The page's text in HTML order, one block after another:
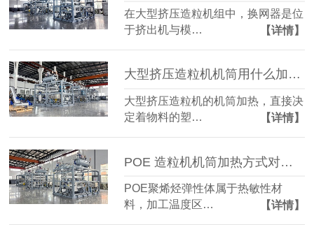
在大型挤压造粒机组中，换网器是位
于挤出机与模…
【详情】
大型挤压造粒机机筒用什么加热？导热油电加热为何成主流
大型挤压造粒机的机筒加热，直接决
定着物料的塑…
【详情】
POE 造粒机机筒加热方式对比？
POE聚烯烃弹性体属于热敏性材
料，加工温度区…
【详情】